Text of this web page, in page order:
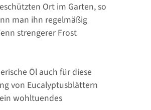
Ort im Garten, so
man ihn regelmäßig
strengerer Frost
Öl auch für diese
von Eucalyptusblättern
wohltuendes